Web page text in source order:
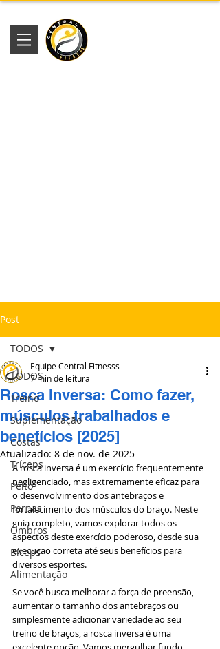
Post
TODOS
Treino
Suplementação
Costas
Tríceps
Peito
Pernas
Ombros
Bíceps
Alimentação
TODOS
Rosca Inversa: Como fazer,
músculos trabalhados e
benefícios [2025]
Equipe Central Fitnesss
7 min de leitura
Atualizado: 8 de nov. de 2025
A rosca inversa é um exercício frequentemente
negligenciado, mas extremamente eficaz para
o desenvolvimento dos antebraços e
fortalecimento dos músculos do braço. Neste
guia completo, vamos explorar todos os
aspectos deste exercício poderoso, desde sua
execução correta até seus benefícios para
diversos esportes.
Se você busca melhorar a força de preensão,
aumentar o tamanho dos antebraços ou
simplesmente adicionar variedade ao seu
treino de braços, a rosca inversa é uma